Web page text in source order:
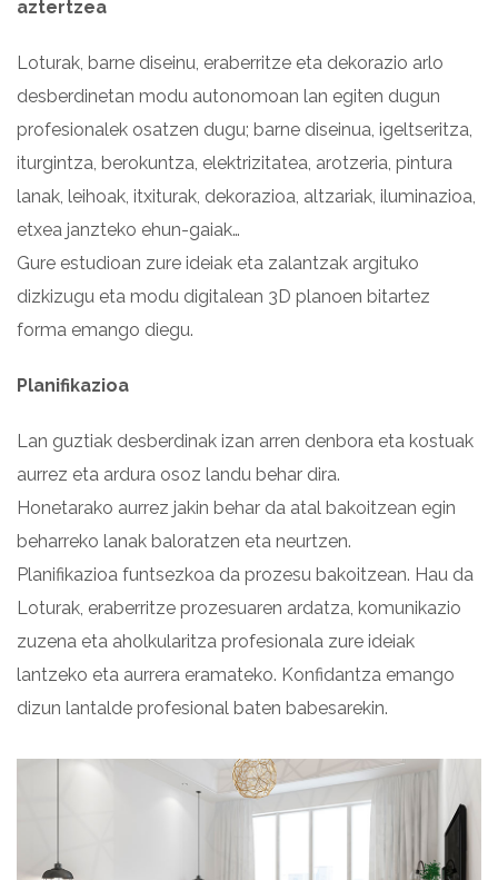
aztertzea
Loturak, barne diseinu, eraberritze eta dekorazio arlo
desberdinetan modu autonomoan lan egiten dugun
profesionalek osatzen dugu; barne diseinua, igeltseritza,
iturgintza, berokuntza, elektrizitatea, arotzeria, pintura
lanak, leihoak, itxiturak, dekorazioa, altzariak, iluminazioa,
etxea janzteko ehun-gaiak…
Gure estudioan zure ideiak eta zalantzak argituko
dizkizugu eta modu digitalean 3D planoen bitartez
forma emango diegu.
Planifikazioa
Lan guztiak desberdinak izan arren denbora eta kostuak
aurrez eta ardura osoz landu behar dira.
Honetarako aurrez jakin behar da atal bakoitzean egin
beharreko lanak baloratzen eta neurtzen.
Planifikazioa funtsezkoa da prozesu bakoitzean. Hau da
Loturak, eraberritze prozesuaren ardatza, komunikazio
zuzena eta aholkularitza profesionala zure ideiak
lantzeko eta aurrera eramateko. Konfidantza emango
dizun lantalde profesional baten babesarekin.